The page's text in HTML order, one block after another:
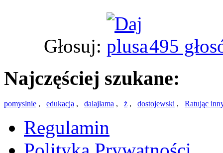
Głosuj: 495
Najczęściej szukane:
pomyslnie , edukacja , dalajlama , ż , dostojewski , Ratując
Regulamin